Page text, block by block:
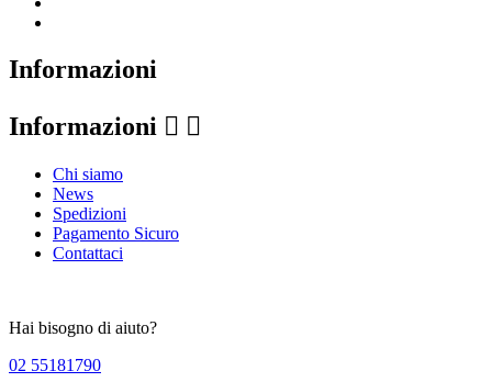
Informazioni
Informazioni  
Chi siamo
News
Spedizioni
Pagamento Sicuro
Contattaci
Hai bisogno di aiuto?
02 55181790